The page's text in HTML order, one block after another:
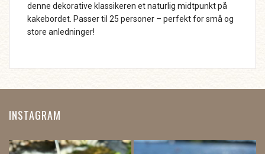
denne dekorative klassikeren et naturlig midtpunkt på
kakebordet. Passer til 25 personer – perfekt for små og
store anledninger!
INSTAGRAM